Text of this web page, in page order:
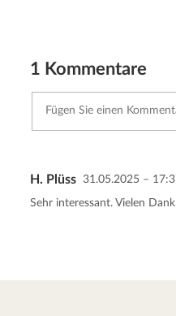
1 Kommentare
Abbrechen
H. Plüss 31.05.2025 –
Sehr interessant. Vielen